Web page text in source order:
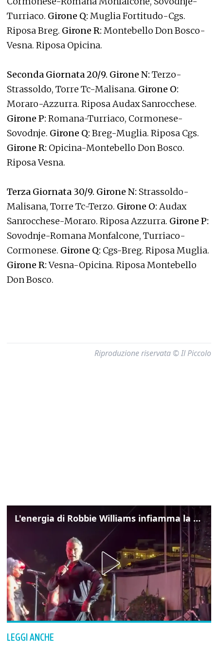
Turriaco. Girone Q: Muglia Fortitudo-Cgs.
Riposa Breg. Girone R: Montebello Don Bosco-
Vesna. Riposa Opicina.
Seconda Giornata 20/9. Girone N: Terzo-
Strassoldo, Torre Tc-Malisana. Girone O:
Moraro-Azzurra. Riposa Audax Sanrocchese.
Girone P: Romana-Turriaco, Cormonese-
Sovodnje. Girone Q: Breg-Muglia. Riposa Cgs.
Girone R: Opicina-Montebello Don Bosco.
Riposa Vesna.
Terza Giornata 30/9. Girone N: Strassoldo-
Malisana, Torre Tc-Terzo. Girone O: Audax
Sanrocchese-Moraro. Riposa Azzurra. Girone P:
Sovodnje-Romana Monfalcone, Turriaco-
Cormonese. Girone Q: Cgs-Breg. Riposa Muglia.
Girone R:Vesna-Opicina. Riposa Montebello
Don Bosco.
Riproduzione riservata © Il Piccolo
L'energia di Robbie Williams infiamma la Costa Smeralda
LEGGI ANCHE